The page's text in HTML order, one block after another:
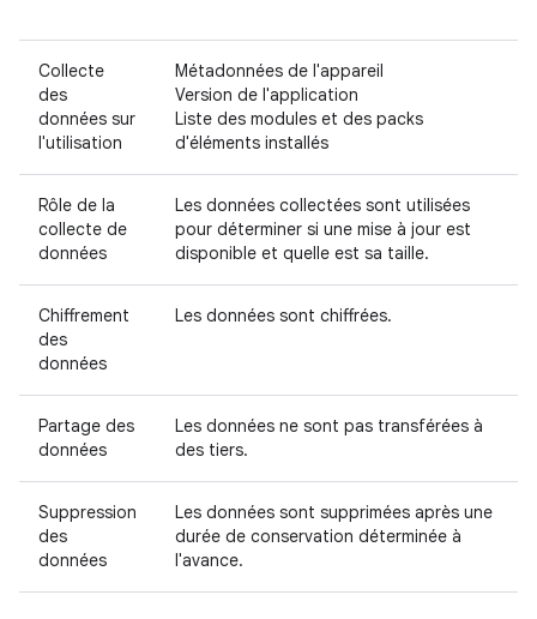
Collecte
des
données sur
l'utilisation
Métadonnées de l'appareil
Version de l'application
Liste des modules et des packs
d'éléments installés
Rôle de la
collecte de
données
Les données collectées sont utilisées
pour déterminer si une mise à jour est
disponible et quelle est sa taille.
Chiffrement
des
données
Les données sont chiffrées.
Partage des
données
Les données ne sont pas transférées à
des tiers.
Suppression
des
données
Les données sont supprimées après une
durée de conservation déterminée à
l'avance.